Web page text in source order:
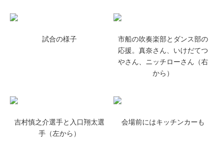
試合の様子
市船の吹奏楽部とダンス部の
応援。真奈さん、いけだてつ
やさん、ニッチローさん（右
から）
吉村慎之介選手と入口翔太選
手（左から）
会場前にはキッチンカーも